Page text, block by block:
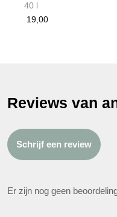
40 l
19,00
Reviews van
Schrijf een review
Er zijn nog geen